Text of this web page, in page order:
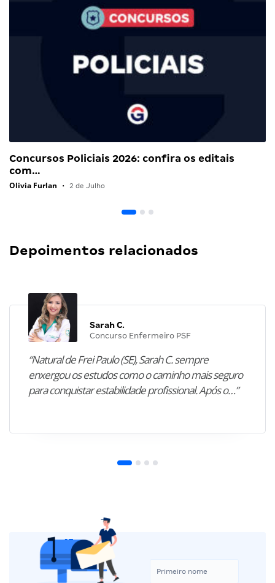
Concursos Policiais 2026: confira os editais
com…
Olivia Furlan • 2 de Julho
Depoimentos relacionados
Sarah C.
Concurso Enfermeiro PSF
“Natural de Frei Paulo (SE), Sarah C. sempre
enxergou os estudos como o caminho mais seguro
para conquistar estabilidade profissional. Após o…”